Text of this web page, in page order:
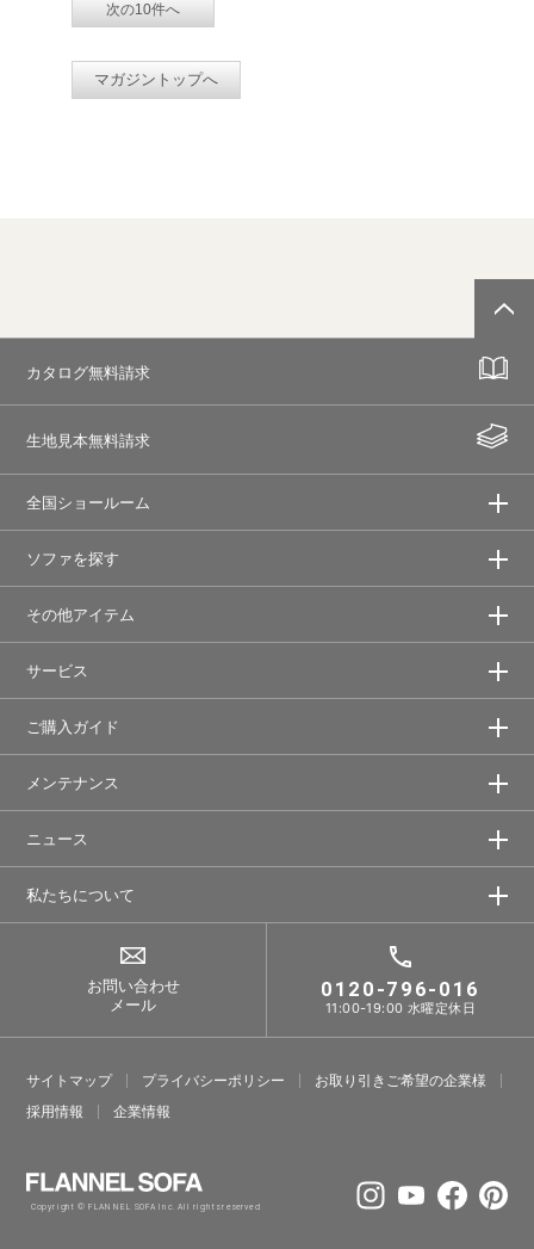
次の10件へ
マガジントップへ
カタログ無料請求
生地見本無料請求
全国ショールーム
ソファを探す
その他アイテム
サービス
ご購入ガイド
メンテナンス
ニュース
私たちについて
お問い合わせ
メール
0120-796-016
11:00-19:00 水曜定休日
サイトマップ プライバシーポリシー
お取り引きご希望の企業様
採⽤情報
企業情報
Copyright © FLANNEL SOFA Inc. All rights reserved